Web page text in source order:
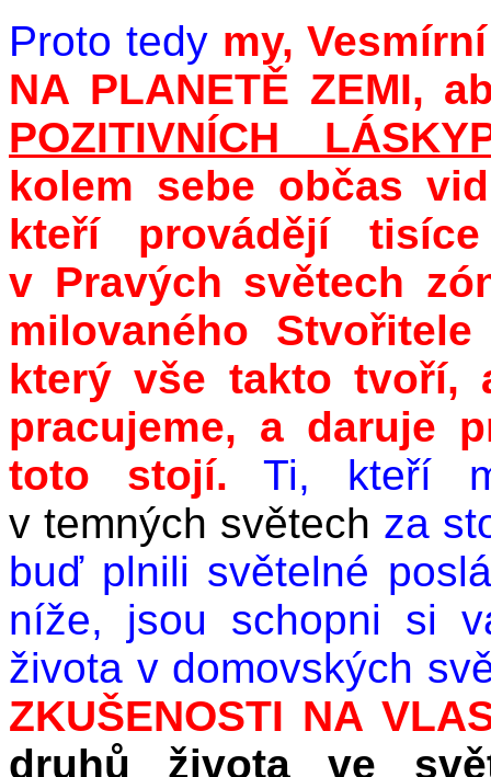
Proto tedy my,
NA PLANETĚ ZEMI,
POZITIVNÍCH
kolem sebe občas
kteří provádějí
v Pravých světech
milovaného
který vše takto tvoří,
pracujeme, a daruje
toto stojí. Ti, kteří
v temných světech za
buď plnili světelné
níže, jsou schopni si
života v domovských
ZKUŠENOSTI NA
druhů života ve